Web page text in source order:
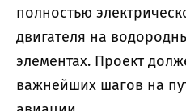
полностью
двигателя на
элементах. Проект
важнейших шагов на